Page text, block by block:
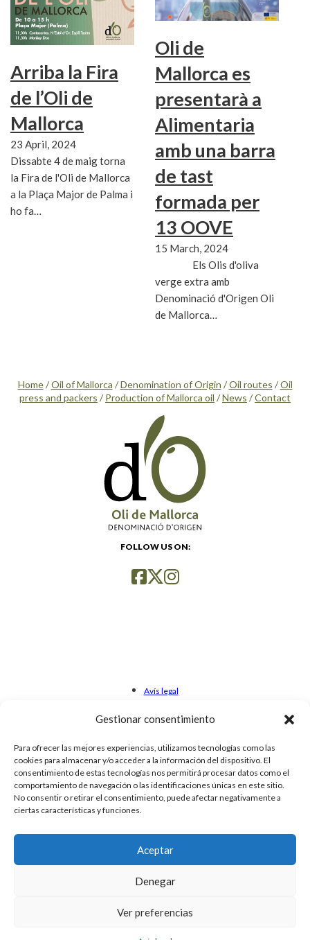
Gestionar consentimiento
Para ofrecer las mejores experiencias, utilizamos tecnologías como las
cookies para almacenar y/o acceder a la información del dispositivo. El
consentimiento de estas tecnologías nos permitirá procesar datos como el
comportamiento de navegación o las identificaciones únicas en este sitio.
No consentir o retirar el consentimiento, puede afectar negativamente a
ciertas características y funciones.
Aceptar
Denegar
Ver preferencias
Arriba la Fira
de l’Oli de
Mallorca
23 April, 2024
Dissabte 4 de maig torna
la Fira de l'Oli de Mallorca
a la Plaça Major de Palma i
ho fa…
Oli de
Mallorca es
presentarà a
Alimentaria
amb una barra
de tast
formada per
13 OOVE
15 March, 2024
Els Olis d'oliva
verge extra amb
Denominació d'Origen Oli
de Mallorca…
Home/Oil of Mallorca /Denomination of Origin /Oil routes /Oil
press and packers / Production of Mallorca oil /News /Contact
FOLLOW US ON:
Avís legal
Cookies